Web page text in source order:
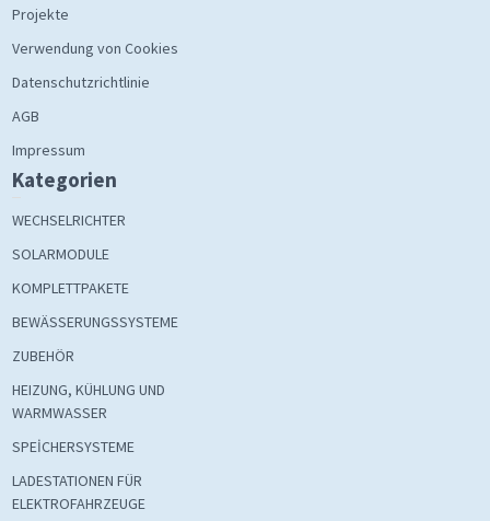
Projekte
Verwendung von Cookies
Datenschutzrichtlinie
AGB
Impressum
Kategorien
WECHSELRICHTER
SOLARMODULE
KOMPLETTPAKETE
BEWÄSSERUNGSSYSTEME
ZUBEHÖR
HEIZUNG, KÜHLUNG UND
WARMWASSER
SPEİCHERSYSTEME
LADESTATIONEN FÜR
ELEKTROFAHRZEUGE